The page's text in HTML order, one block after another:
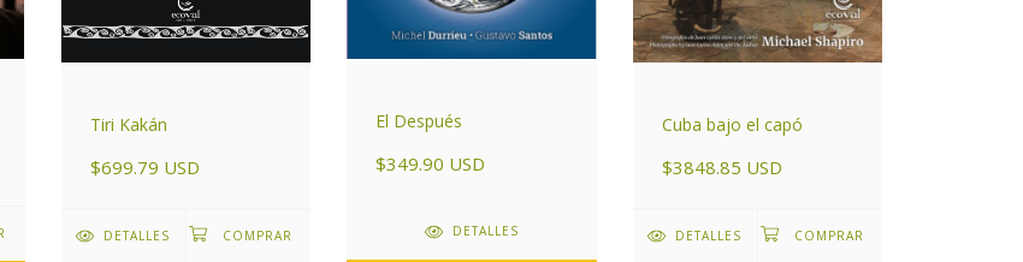
Tiri Kakán
$699.79 USD
DETALLES
El Después
$349.90 USD
DETALLES
Cuba bajo el capó
$3848.85 USD
DETALLES